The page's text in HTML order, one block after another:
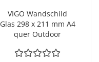
VIGO Wand­schild
Glas 298 x 211 mm A4
quer Out­door